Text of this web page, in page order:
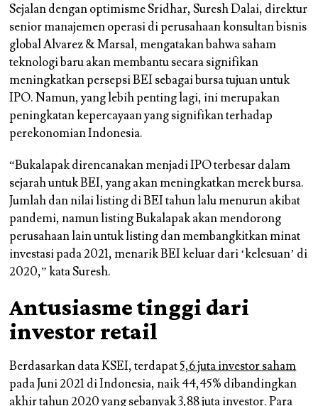
Sejalan dengan optimisme Sridhar, Suresh Dalai, direktur
senior manajemen operasi di perusahaan konsultan bisnis
global Alvarez & Marsal, mengatakan bahwa saham
teknologi baru akan membantu secara signifikan
meningkatkan persepsi BEI sebagai bursa tujuan untuk
IPO. Namun, yang lebih penting lagi, ini merupakan
peningkatan kepercayaan yang signifikan terhadap
perekonomian Indonesia.
“Bukalapak direncanakan menjadi IPO terbesar dalam
sejarah untuk BEI, yang akan meningkatkan merek bursa.
Jumlah dan nilai listing di BEI tahun lalu menurun akibat
pandemi, namun listing Bukalapak akan mendorong
perusahaan lain untuk listing dan membangkitkan minat
investasi pada 2021, menarik BEI keluar dari ‘kelesuan’ di
2020,” kata Suresh.
Antusiasme tinggi dari
investor retail
Berdasarkan data KSEI, terdapat5,6 juta investor saham
pada Juni 2021 di Indonesia, naik 44,45% dibandingkan
akhir tahun 2020 yang sebanyak 3,88 juta investor. Para